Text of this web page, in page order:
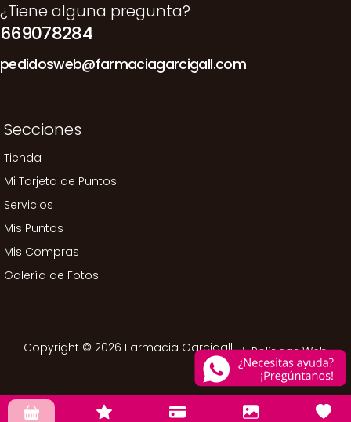
¿Tiene alguna pregunta?
669078284
pedidosweb@farmaciagarcigall.com
Secciones
Tienda
Mi Tarjeta de Puntos
Servicios
Mis Puntos
Mis Compras
Galería de Fotos
Copyright © 2026 Farmacia Garcigall. Políticas Web